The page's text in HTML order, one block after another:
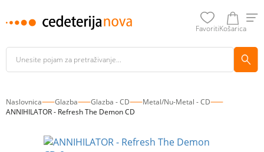
FavoritiKošarica
Naslovnica Glazba Glazba - CD
Metal/Nu-Metal - CD
ANNIHILATOR - Refresh The Demon CD